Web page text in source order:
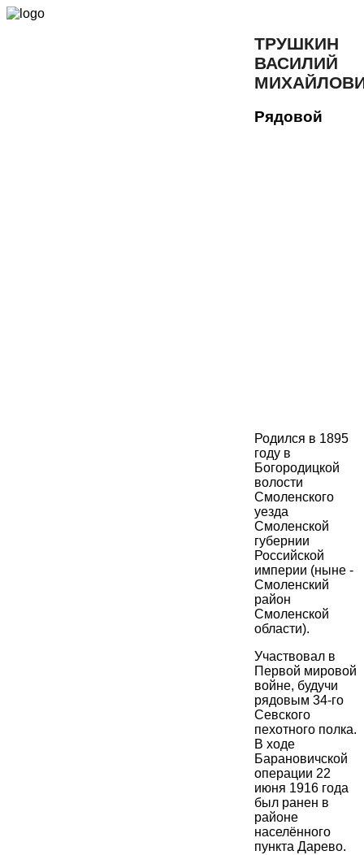
ТРУШКИН
ВАСИЛИЙ
Рядовой
Родился в 1895
году в
Богородицкой
волости
Смоленского
уезда
Смоленской
губернии
Российской
империи (ныне -
Смоленский
район
Смоленской
области).
Участвовал в
Первой мировой
войне, будучи
рядовым 34-го
Севского
пехотного полка.
В ходе
Барановичской
операции 22
июня 1916 года
был ранен в
районе
населённого
пункта Дарево.